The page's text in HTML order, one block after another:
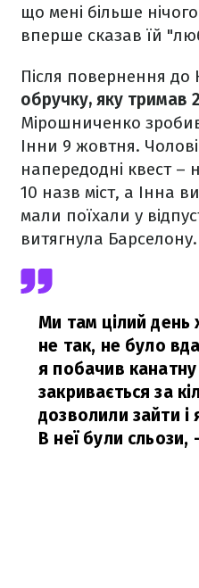
що мені більше
вперше сказав їй
Після повернення до
обручку, яку тримав 2
Мірошниченко
Інни 9 жовтня.
напередодні квест –
10 назв міст, а Інна
мали поїхали у
витягнула Барселону.
Ми там цілий день
не так, не було
я побачив
закривається за
дозволили зайти
В неї були сльози,